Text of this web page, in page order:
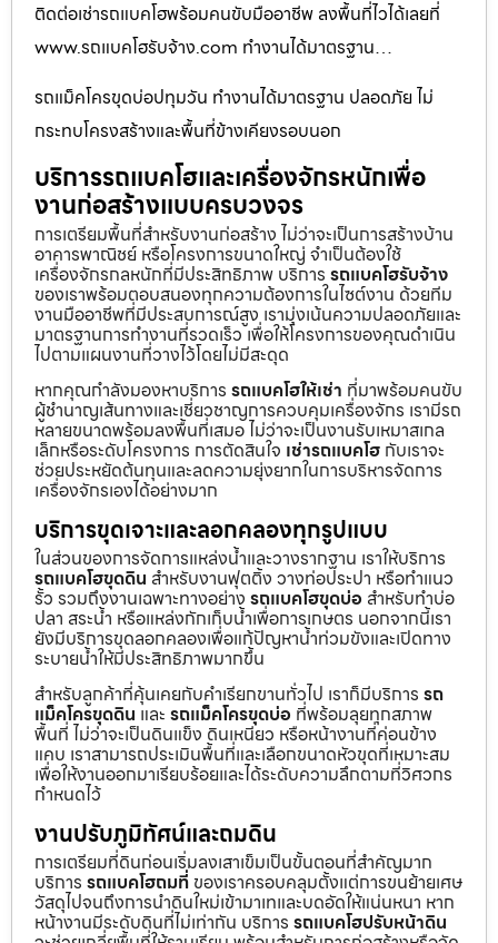
ติดต่อเช่ารถแบคโฮพร้อมคนขับมืออาชีพ ลงพื้นที่ไวได้เลยที่
www.รถแบคโฮรับจ้าง.com ทำงานได้มาตรฐาน…
รถแม็คโครขุดบ่อปทุมวัน ทำงานได้มาตรฐาน ปลอดภัย ไม่
กระทบโครงสร้างและพื้นที่ข้างเคียงรอบนอก
บริการรถแบคโฮและเครื่องจักรหนักเพื่อ
งานก่อสร้างแบบครบวงจร
การเตรียมพื้นที่สำหรับงานก่อสร้าง ไม่ว่าจะเป็นการสร้างบ้าน
อาคารพาณิชย์ หรือโครงการขนาดใหญ่ จำเป็นต้องใช้
เครื่องจักรกลหนักที่มีประสิทธิภาพ บริการ รถแบคโฮรับจ้าง
ของเราพร้อมตอบสนองทุกความต้องการในไซต์งาน ด้วยทีม
งานมืออาชีพที่มีประสบการณ์สูง เรามุ่งเน้นความปลอดภัยและ
มาตรฐานการทำงานที่รวดเร็ว เพื่อให้โครงการของคุณดำเนิน
ไปตามแผนงานที่วางไว้โดยไม่มีสะดุด
หากคุณกำลังมองหาบริการ รถแบคโฮให้เช่า ที่มาพร้อมคนขับ
ผู้ชำนาญเส้นทางและเชี่ยวชาญการควบคุมเครื่องจักร เรามีรถ
หลายขนาดพร้อมลงพื้นที่เสมอ ไม่ว่าจะเป็นงานรับเหมาสเกล
เล็กหรือระดับโครงการ การตัดสินใจ เช่ารถแบคโฮ กับเราจะ
ช่วยประหยัดต้นทุนและลดความยุ่งยากในการบริหารจัดการ
เครื่องจักรเองได้อย่างมาก
บริการขุดเจาะและลอกคลองทุกรูปแบบ
ในส่วนของการจัดการแหล่งน้ำและวางรากฐาน เราให้บริการ
รถแบคโฮขุดดิน สำหรับงานฟุตติ้ง วางท่อประปา หรือทำแนว
รั้ว รวมถึงงานเฉพาะทางอย่าง รถแบคโฮขุดบ่อ สำหรับทำบ่อ
ปลา สระน้ำ หรือแหล่งกักเก็บน้ำเพื่อการเกษตร นอกจากนี้เรา
ยังมีบริการขุดลอกคลองเพื่อแก้ปัญหาน้ำท่วมขังและเปิดทาง
ระบายน้ำให้มีประสิทธิภาพมากขึ้น
สำหรับลูกค้าที่คุ้นเคยกับคำเรียกขานทั่วไป เราก็มีบริการ รถ
แม็คโครขุดดิน และ รถแม็คโครขุดบ่อ ที่พร้อมลุยทุกสภาพ
พื้นที่ ไม่ว่าจะเป็นดินแข็ง ดินเหนียว หรือหน้างานที่ค่อนข้าง
แคบ เราสามารถประเมินพื้นที่และเลือกขนาดหัวขุดที่เหมาะสม
เพื่อให้งานออกมาเรียบร้อยและได้ระดับความลึกตามที่วิศวกร
กำหนดไว้
งานปรับภูมิทัศน์และถมดิน
การเตรียมที่ดินก่อนเริ่มลงเสาเข็มเป็นขั้นตอนที่สำคัญมาก
บริการ รถแบคโฮถมที่ ของเราครอบคลุมตั้งแต่การขนย้ายเศษ
วัสดุไปจนถึงการนำดินใหม่เข้ามาเทและบดอัดให้แน่นหนา หาก
หน้างานมีระดับดินที่ไม่เท่ากัน บริการ รถแบคโฮปรับหน้าดิน